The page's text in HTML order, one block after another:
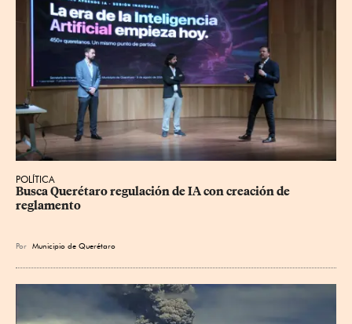
POLÍTICA
Busca Querétaro regulación de IA con creación de
reglamento
Por Municipio de Querétaro